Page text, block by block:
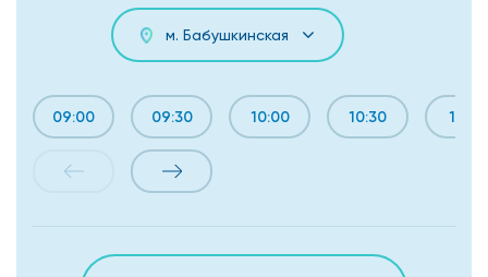
м. Бабушкинская
09:00 09:30 10:00 10:30 11:50